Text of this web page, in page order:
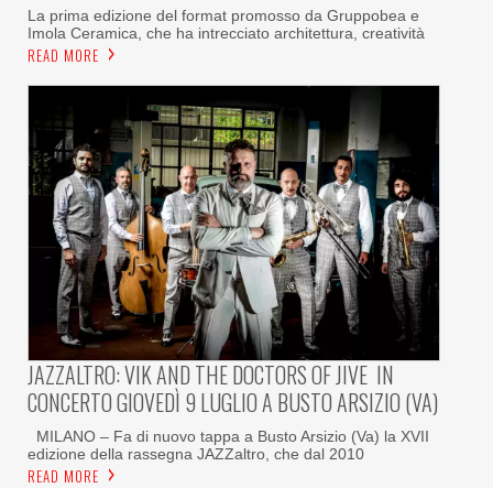
La prima edizione del format promosso da Gruppobea e
Imola Ceramica, che ha intrecciato architettura, creatività
READ MORE
JAZZALTRO: VIK AND THE DOCTORS OF JIVE IN
CONCERTO GIOVEDÌ 9 LUGLIO A BUSTO ARSIZIO (VA)
MILANO – Fa di nuovo tappa a Busto Arsizio (Va) la XVII
edizione della rassegna JAZZaltro, che dal 2010
READ MORE